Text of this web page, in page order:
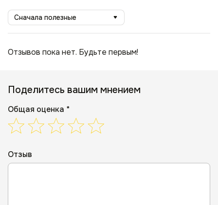
Сначала полезные
Отзывов пока нет. Будьте первым!
Поделитесь вашим мнением
Общая оценка *
Отзыв